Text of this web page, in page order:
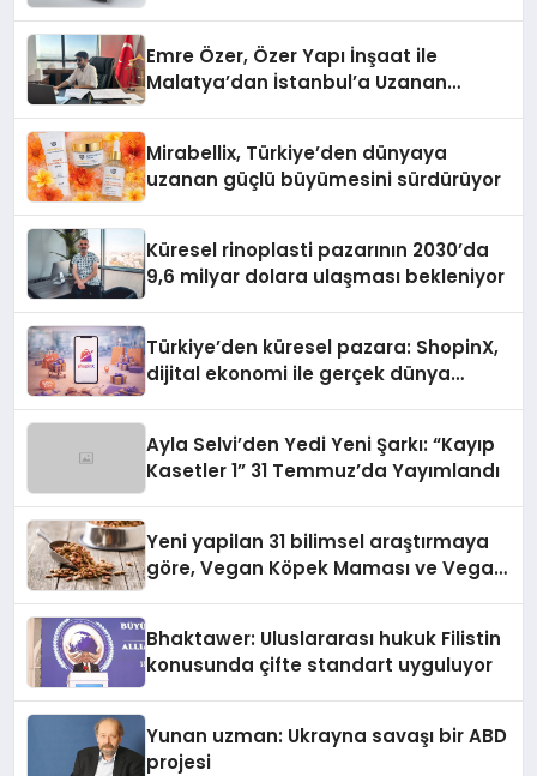
Emre Özer, Özer Yapı İnşaat ile
Malatya’dan İstanbul’a Uzanan
Mirabellix, Türkiye’den dünyaya
uzanan güçlü büyümesini sürdürüyor
Küresel rinoplasti pazarının 2030’da
9,6 milyar dolara ulaşması bekleniyor
Türkiye’den küresel pazara: ShopinX,
dijital ekonomi ile gerçek dünya
Ayla Selvi’den Yedi Yeni Şarkı: “Kayıp
Kasetler 1” 31 Temmuz’da Yayımlandı
Yeni yapilan 31 bilimsel araştırmaya
göre, Vegan Köpek Maması ve Vegan
Bhaktawer: Uluslararası hukuk Filistin
konusunda çifte standart uyguluyor
Yunan uzman: Ukrayna savaşı bir ABD
projesi